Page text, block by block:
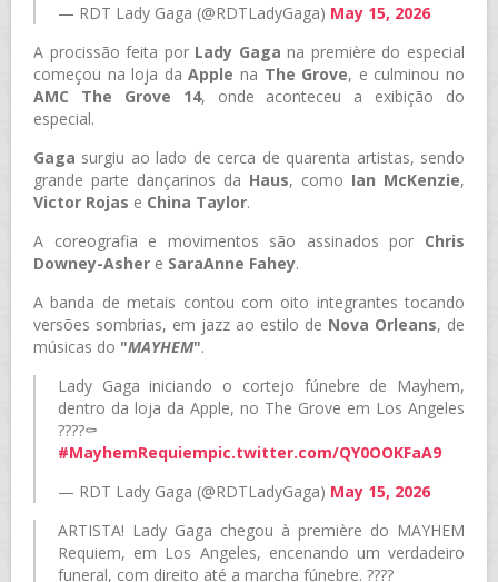
— RDT Lady Gaga (@RDTLadyGaga) May 15, 2026
A procissão feita por Lady Gaga na première do especial
começou na loja daApple na The Grove, e culminou no
AMC The Grove 14, onde aconteceu a exibição do
especial.
Gaga surgiu ao lado de cerca de quarenta artistas, sendo
grande parte dançarinos da Haus, como Ian McKenzie,
Victor Rojas e China Taylor.
A coreografia e movimentos são assinados por Chris
Downey-Asher e SaraAnne Fahey.
A banda de metais contou com oito integrantes tocando
versões sombrias, em jazz ao estilo de Nova Orleans, de
músicas do "MAYHEM".
Lady Gaga iniciando o cortejo fúnebre de Mayhem,
dentro da loja da Apple, no The Grove em Los Angeles
????⚰️
#MayhemRequiempic.twitter.com/QY0OOKFaA9
— RDT Lady Gaga (@RDTLadyGaga) May 15, 2026
ARTISTA! Lady Gaga chegou à première do MAYHEM
Requiem, em Los Angeles, encenando um verdadeiro
funeral, com direito até a marcha fúnebre. ????